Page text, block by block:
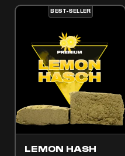
LEMON HASH
BEST-SELLER
OPTIONS PEUVENT ÊTRE CHOISIES
PRODUIT A PLUSIEURS VARIATIONS.